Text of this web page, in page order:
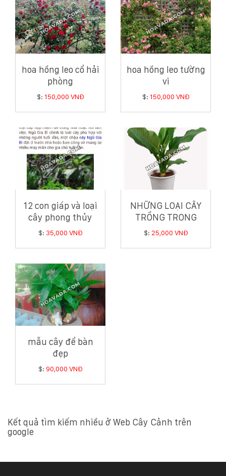
hoa hồng leo cổ hải
phòng
$: 150,000 VNĐ
hoa hồng leo tường
vi
$: 150,000 VNĐ
12 con giáp và loại
cây phong thủy
hợp tuổi có thể bạn
$: 35,000 VNĐ
NHỮNG LOẠI CÂY
TRỒNG TRONG
NHÀ GIÚP GIA CHỦ
$: 25,000 VNĐ
mẫu cây để bàn
đẹp
$: 90,000 VNĐ
Kết quả tìm kiếm nhiều ở Web Cây Cảnh trên
google